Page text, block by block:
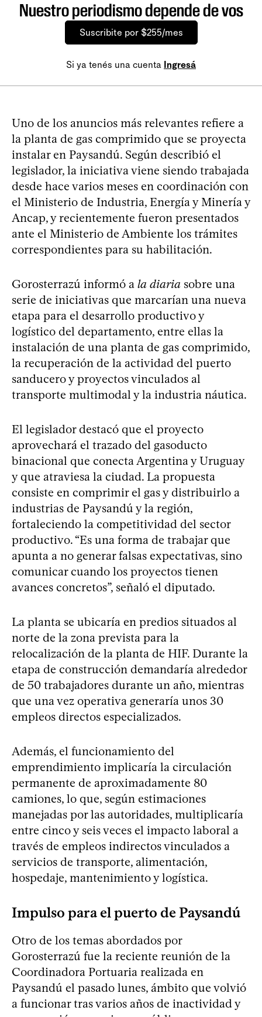
Nuestro periodismo depende de vos
Suscribite por $255/mes
Si ya tenés una cuenta Ingresá
Uno de los anuncios más relevantes refiere a
la planta de gas comprimido que se proyecta
instalar en Paysandú. Según describió el
legislador, la iniciativa viene siendo trabajada
desde hace varios meses en coordinación con
el Ministerio de Industria, Energía y Minería y
Ancap, y recientemente fueron presentados
ante el Ministerio de Ambiente los trámites
correspondientes para su habilitación.
Gorosterrazú informó a la diaria sobre una
serie de iniciativas que marcarían una nueva
etapa para el desarrollo productivo y
logístico del departamento, entre ellas la
instalación de una planta de gas comprimido,
la recuperación de la actividad del puerto
sanducero y proyectos vinculados al
transporte multimodal y la industria náutica.
El legislador destacó que el proyecto
aprovechará el trazado del gasoducto
binacional que conecta Argentina y Uruguay
y que atraviesa la ciudad. La propuesta
consiste en comprimir el gas y distribuirlo a
industrias de Paysandú y la región,
fortaleciendo la competitividad del sector
productivo. “Es una forma de trabajar que
apunta a no generar falsas expectativas, sino
comunicar cuando los proyectos tienen
avances concretos”, señaló el diputado.
La planta se ubicaría en predios situados al
norte de la zona prevista para la
relocalización de la planta de HIF. Durante la
etapa de construcción demandaría alrededor
de 50 trabajadores durante un año, mientras
que una vez operativa generaría unos 30
empleos directos especializados.
Además, el funcionamiento del
emprendimiento implicaría la circulación
permanente de aproximadamente 80
camiones, lo que, según estimaciones
manejadas por las autoridades, multiplicaría
entre cinco y seis veces el impacto laboral a
través de empleos indirectos vinculados a
servicios de transporte, alimentación,
hospedaje, mantenimiento y logística.
Impulso para el puerto de Paysandú
Otro de los temas abordados por
Gorosterrazú fue la reciente reunión de la
Coordinadora Portuaria realizada en
Paysandú el pasado lunes, ámbito que volvió
a funcionar tras varios años de inactividad y